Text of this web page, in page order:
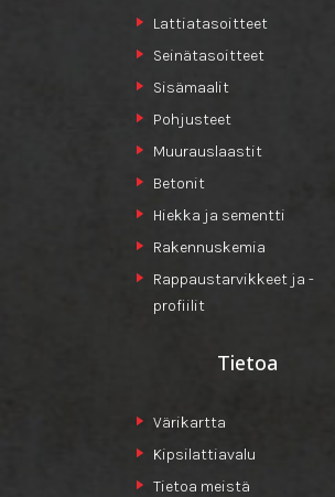
Lattiatasoitteet
Seinätasoitteet
Sisämaalit
Pohjusteet
Muurauslaastit
Betonit
Hiekka ja sementti
Rakennuskemia
Rappaustarvikkeet ja -
profiilit
Tietoa
Värikartta
Kipsilattiavalu
Tietoa meistä